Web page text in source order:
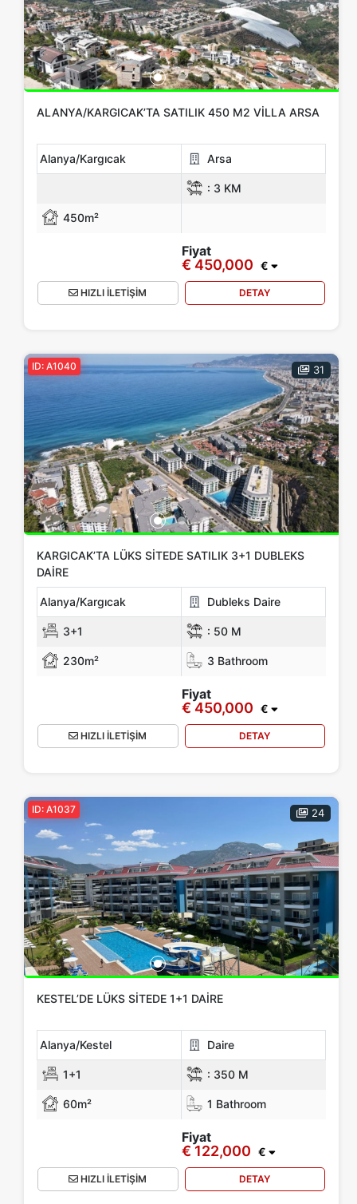
ALANYA/KARGICAK’TA SATILIK 450 M2 VILLA ARSA
Alanya/Kargıcak Arsa
: 3 KM
450m²
Fiyat
€ 450,000 €
HIZLI İLETİŞİM DETAY
31
ID: A1040
KARGICAK’TA LÜKS SITEDE SATILIK 3+1 DUBLEKS
DAIRE
Alanya/Kargıcak Dubleks Daire
3+1 : 50 M
230m² 3 Bathroom
Fiyat
€ 450,000 €
HIZLI İLETİŞİM DETAY
24
ID: A1037
KESTEL’DE LÜKS SITEDE 1+1 DAIRE
Alanya/Kestel Daire
1+1 : 350 M
60m² 1 Bathroom
Fiyat
€ 122,000 €
HIZLI İLETİŞİM DETAY